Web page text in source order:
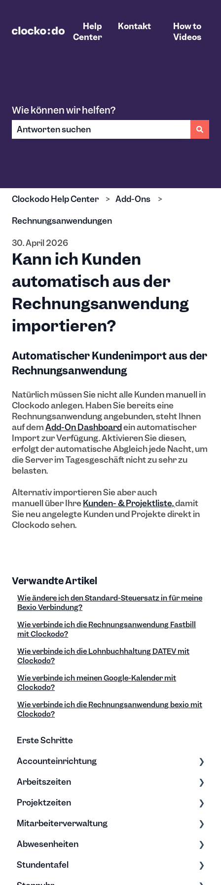
Help
Center
Kontakt
How to
Videos
Wie können wir helfen?
Clockodo Help Center Add-Ons
Rechnungsanwendungen
30. April 2026
Kann ich Kunden
automatisch aus der
Rechnungsanwendung
importieren?
Automatischer Kundenimport aus der
Rechnungsanwendung
Natürlich müssen Sie nicht alle Kunden manuell in
Clockodo anlegen. Haben Sie bereits eine
Rechnungsanwendung angebunden, steht Ihnen
auf demAdd-On Dashboardein automatischer
Import zur Verfügung. Aktivieren Sie diesen,
erfolgt der automatische Abgleich jede Nacht, um
die Server im Tagesgeschäft nicht zu sehr zu
belasten.
Alternativ importieren Sie aber auch
manuell über IhreKunden- & Projektliste,damit
Sie neu angelegte Kunden und Projekte direkt in
Clockodo sehen.
Verwandte Artikel
Wie ändere ich den Standard-Steuersatz in für meine
Bexio Verbindung?
Wie verbinde ich die Rechnungsanwendung Fastbill
mit Clockodo?
Wie verbinde ich die Lohnbuchhaltung DATEV mit
Clockodo?
Wie verbinde ich meinen Google-Kalender mit
Clockodo?
Wie verbinde ich die Rechnungsanwendung bexio mit
Clockodo?
Erste Schritte
Accounteinrichtung
Einstellungen
Export/Import & Backups
Hilfe & Tipps
Arbeitszeiten
Zeiten erfassen
Zeiten bearbeiten
Projektzeiten
Erfassung & Bearbeitung
Projektberichte
Budgets
Mitarbeiterverwaltung
Bearbeitung & Archivierung
Soll-Arbeitszeit
Abwesenheiten
Allgemein
Stundentafel